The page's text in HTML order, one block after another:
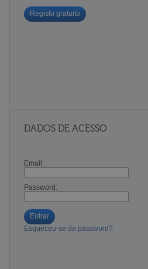
Registo gratuito
DADOS DE ACESSO
Email:
Password:
Entrar
Esqueceu-se da password?